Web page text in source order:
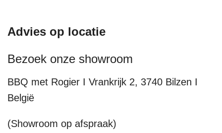
Advies op locatie
Bezoek onze showroom
BBQ met Rogier I Vrankrijk 2, 3740 Bilzen I
België
(Showroom op afspraak)